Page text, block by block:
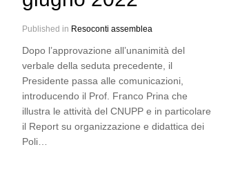
Published in Resoconti assemblea
Dopo l’approvazione all’unanimità del
verbale della seduta precedente, il
Presidente passa alle comunicazioni,
introducendo il Prof. Franco Prina che
illustra le attività del CNUPP e in particolare
il Report su organizzazione e didattica dei
Poli…